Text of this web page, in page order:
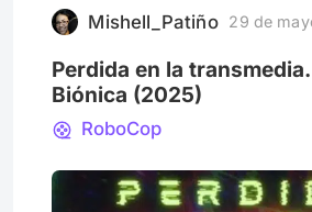
de la felicidad siempre está
Mishell_Patiño 29 de
Perdida en la
Biónica (2025)
RoboCop